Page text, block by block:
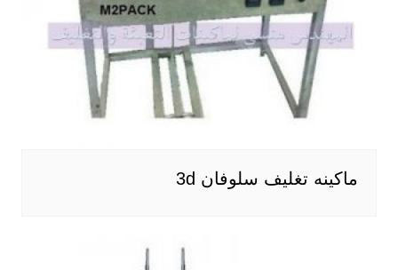
ماكينه تغليف سلوفان 3d